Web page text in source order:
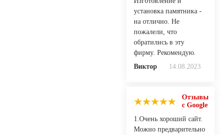
установка памятника -
на отлично. Не
пожалели, что
обратились в эту
фирму. Рекомендую.
Виктор
14.08.2023
Отзывы
с Google
1.Очень хороший сайт.
Можно предварительно